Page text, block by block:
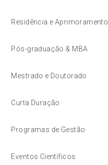
Residência e Aprimoramento
Pós-graduação & MBA
Mestrado e Doutorado
Curta Duração
Programas de Gestão
Eventos Científicos